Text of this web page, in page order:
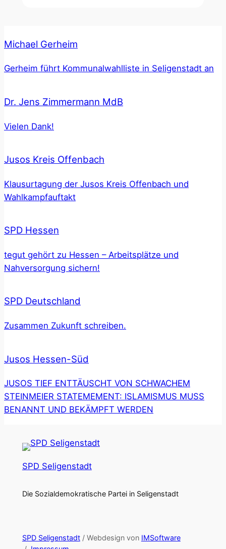
Michael Gerheim
Gerheim führt Kommunalwahlliste in Seligenstadt an
Dr. Jens Zimmermann MdB
Vielen Dank!
Jusos Kreis Offenbach
Klausurtagung der Jusos Kreis Offenbach und
Wahlkampfauftakt
SPD Hessen
tegut gehört zu Hessen – Arbeitsplätze und
Nahversorgung sichern!
SPD Deutschland
Zusammen Zukunft schreiben.
Jusos Hessen-Süd
JUSOS TIEF ENTTÄUSCHT VON SCHWACHEM
STEINMEIER STATEMEMENT: ISLAMISMUS MUSS
BENANNT UND BEKÄMPFT WERDEN
SPD Seligenstadt
Die Sozialdemokratische Partei in Seligenstadt
SPD Seligenstadt/ Webdesign von IMSoftware